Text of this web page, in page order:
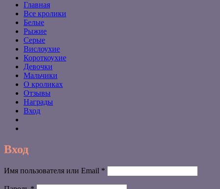
Главная
Все кролики
Белые
Рыжие
Серые
Вислоухие
Короткоухие
Девочки
Мальчики
О кроликах
Отзывы
Награды
Вход
Вход
Имя пользователя или Email *